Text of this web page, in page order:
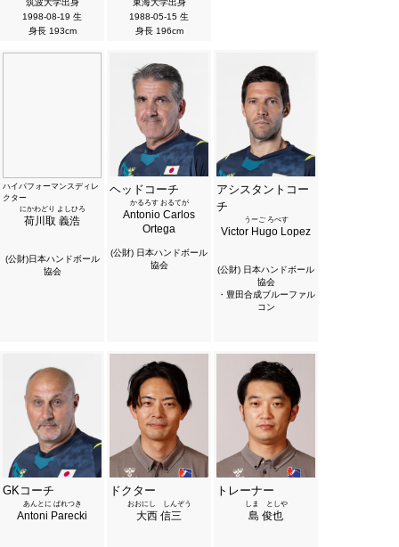
1998-08-19 生
身長 193cm
1988-05-15 生
身長 196cm
ハイパフォーマンスディレ
クター
にかわどり よしひろ
荷川取 義浩
(公財)日本ハンドボール
協会
ヘッドコーチ
かるろす おるてが
Antonio Carlos
Ortega
(公財) 日本ハンドボール
協会
アシスタントコー
チ
うーご ろぺす
Victor Hugo Lopez
(公財) 日本ハンドボール
協会
・豊田合成ブルーファル
コン
GKコーチ
あんとに ぱれつき
Antoni Parecki
ドクター
おおにし しんぞう
大西 信三
トレーナー
しま としや
島 俊也